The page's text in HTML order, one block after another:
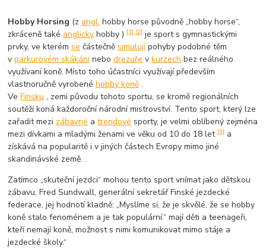
Hobby Horsing (z angl. hobby horse původně „hobby horse“,
zkráceně také anglicky hobby ) [1] [2]je sport s gymnastickými
prvky, ve kterémse částečněsimulujípohyby podobné těm
vparkurovém skákánínebodrezuře vkurzech bez reálného
využívaní koně. Místo toho účastníci využívají především
vlastnoručně vyrobenéhobby koně .
VeFinsku , zemi původu tohoto sportu, se kromě regionálních
soutěží koná každoroční národní mistrovství. Tento sport, který lze
zařadit mezi zábavné atrendové sporty, je velmi oblíbený zejména
mezi dívkami a mladými ženami ve věku od 10 do 18 let [3]a
získává na popularitě i v jiných částech Evropy mimo jiné
skandinávské země. .
Zatímco „skuteční jezdci“ mohou tento sport vnímat jako dětskou
zábavu, Fred Sundwall, generální sekretář Finské jezdecké
federace, jej hodnotí kladně: „Myslíme si, že je skvělé, že se hobby
koně stalo fenoménem a je tak populární.“ mají děti a teenageři,
kteří nemají koně, možnost s nimi komunikovat mimo stáje a
jezdecké školy.“